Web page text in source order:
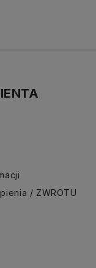
/ ZWROTU